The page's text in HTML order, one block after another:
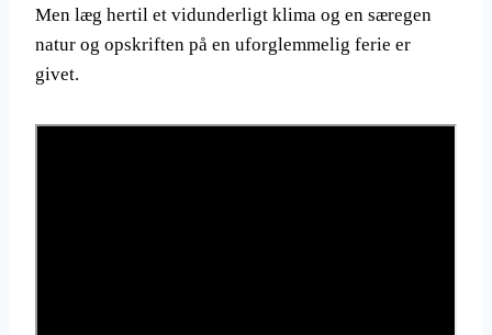
Men læg hertil et vidunderligt klima og en særegen
natur og opskriften på en uforglemmelig ferie er
givet.